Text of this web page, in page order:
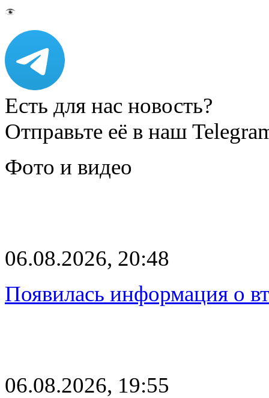
Есть для нас новость?
Отправьте её в наш
Фото и видео
06.08.2026, 20:48
Появилась информация о
06.08.2026, 19:55